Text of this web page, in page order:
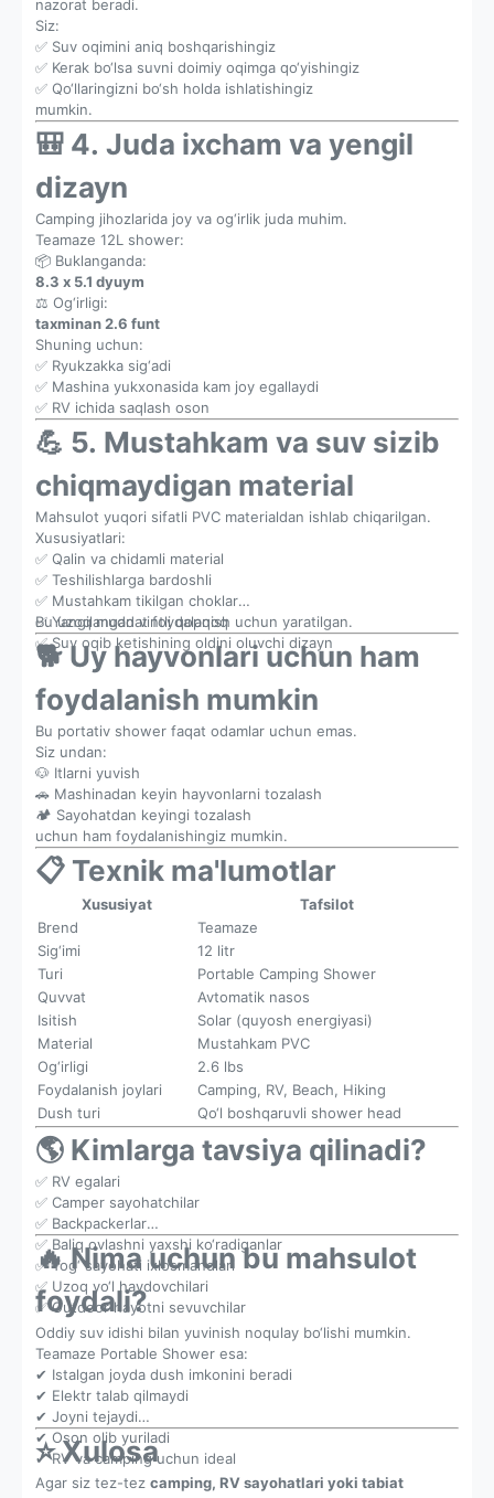
nazorat beradi.
Siz:
✅ Suv oqimini aniq boshqarishingiz
✅ Kerak bo‘lsa suvni doimiy oqimga qo‘yishingiz
✅ Qo‘llaringizni bo‘sh holda ishlatishingiz
mumkin.
🎒 4. Juda ixcham va yengil
dizayn
Camping jihozlarida joy va og‘irlik juda muhim.
Teamaze 12L shower:
📦 Buklanganda:
8.3 x 5.1 dyuym
⚖️ Og‘irligi:
taxminan 2.6 funt
Shuning uchun:
✅ Ryukzakka sig‘adi
✅ Mashina yukxonasida kam joy egallaydi
✅ RV ichida saqlash oson
💪 5. Mustahkam va suv sizib
chiqmaydigan material
Mahsulot yuqori sifatli PVC materialdan ishlab chiqarilgan.
Xususiyatlari:
✅ Qalin va chidamli material
✅ Teshilishlarga bardoshli
✅ Mustahkam tikilgan choklar
✅ Yangilangan vintli qopqoq
✅ Suv oqib ketishining oldini oluvchi dizayn
Bu uzoq muddat foydalanish uchun yaratilgan.
🐕 Uy hayvonlari uchun ham
foydalanish mumkin
Bu portativ shower faqat odamlar uchun emas.
Siz undan:
🐶 Itlarni yuvish
🚗 Mashinadan keyin hayvonlarni tozalash
🏕️ Sayohatdan keyingi tozalash
uchun ham foydalanishingiz mumkin.
📋 Texnik ma'lumotlar
Xususiyat
Tafsilot
Brend
Teamaze
Sig‘imi
12 litr
Turi
Portable Camping Shower
Quvvat
Avtomatik nasos
Isitish
Solar (quyosh energiyasi)
Material
Mustahkam PVC
Og‘irligi
2.6 lbs
Foydalanish joylari
Camping, RV, Beach, Hiking
Dush turi
Qo‘l boshqaruvli shower head
🌎 Kimlarga tavsiya qilinadi?
✅ RV egalari
✅ Camper sayohatchilar
✅ Backpackerlar
✅ Baliq ovlashni yaxshi ko‘radiganlar
✅ Tog‘ sayohati ixlosmandlari
✅ Uzoq yo‘l haydovchilari
✅ Outdoor hayotni sevuvchilar
🔥 Nima uchun bu mahsulot
foydali?
Oddiy suv idishi bilan yuvinish noqulay bo‘lishi mumkin.
Teamaze Portable Shower esa:
✔ Istalgan joyda dush imkonini beradi
✔ Elektr talab qilmaydi
✔ Joyni tejaydi
✔ Oson olib yuriladi
✔ RV va camping uchun ideal
⭐ Xulosa
Agar siz tez-tez camping, RV sayohatlari yoki tabiat